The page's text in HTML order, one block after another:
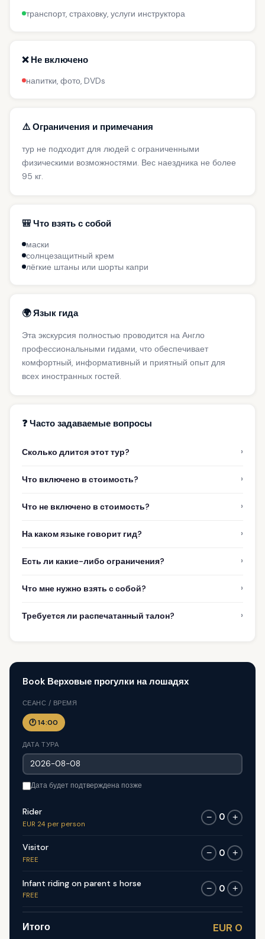
транспорт, страховку, услуги инструктора
❌ Не включено
напитки, фото, DVDs
⚠️ Ограничения и примечания
тур не подходит для людей с ограниченными
физическими возможностями. Вес наездника не более
95 кг.
🎒 Что взять с собой
маски
солнцезащитный крем
лёгкие штаны или шорты капри
🌍 Язык гида
Эта экскурсия полностью проводится на Англо
профессиональными гидами, что обеспечивает
комфортный, информативный и приятный опыт для
всех иностранных гостей.
❓ Часто задаваемые вопросы
Сколько длится этот тур? ›
Что включено в стоимость? ›
Что не включено в стоимость? ›
На каком языке говорит гид? ›
Есть ли какие-либо ограничения? ›
Что мне нужно взять с собой? ›
Требуется ли распечатанный талон? ›
Book Верховые прогулки на лошадях
СЕАНС / ВРЕМЯ
🕐 14:00
ДАТА ТУРА
Дата будет подтверждена позже
Rider
EUR 24 per person
− 0 +
Visitor
FREE
− 0 +
Infant riding on parent s horse
FREE
− 0 +
Итого EUR 0